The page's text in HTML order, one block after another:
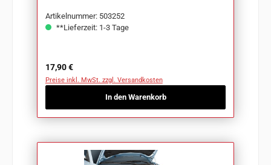
Artikelnummer: 503252
**Lieferzeit: 1-3 Tage
Regulärer Preis:
17,90 €
Preise inkl. MwSt. zzgl. Versandkosten
In den Warenkorb